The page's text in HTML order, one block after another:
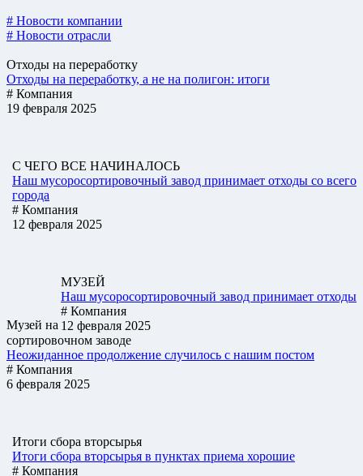
# Новости компании
# Новости отрасли
Отходы на переработку
Отходы на переработку, а не на полигон: итоги
# Компания
19 февраля 2025
С ЧЕГО ВСЕ НАЧИНАЛОСЬ
Наш мусоросортировочный завод принимает отходы со всего
города
# Компания
12 февраля 2025
МУЗЕЙ
Наш мусоросортировочный завод принимает отходы
# Компания
12 февраля 2025
Музей на
сортировочном заводе
Неожиданное продолжение случилось с нашим постом
# Компания
6 февраля 2025
Итоги сбора вторсырья
Итоги сбора вторсырья в пунктах приема хорошие
# Компания